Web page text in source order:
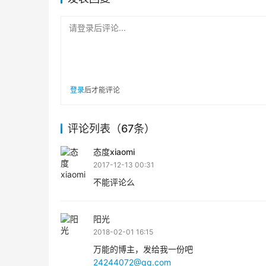
请登录后评论...
登录后才能评论
评论列表（67条）
态度xiaomi
2017-12-13 00:31
不能评论么
阳光
2018-02-01 16:15
万能的博主，发给我一份吧
24244072@qq.com